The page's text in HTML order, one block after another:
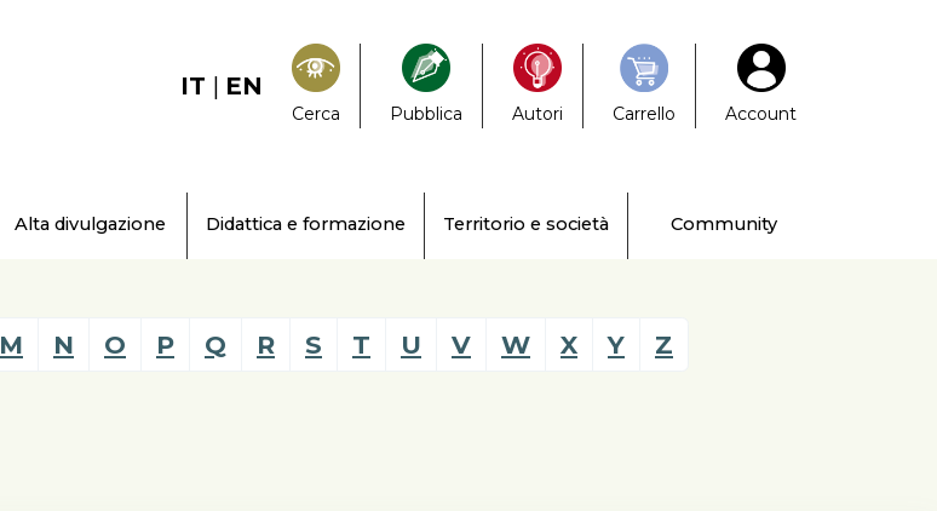
IT | EN
Cerca Pubblica Autori Carrello Account
Alta divulgazione Didattica e formazione Territorio e società Community
M N O P Q R S T U V W X Y Z